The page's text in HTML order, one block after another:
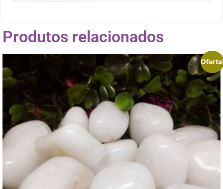
Produtos relacionados